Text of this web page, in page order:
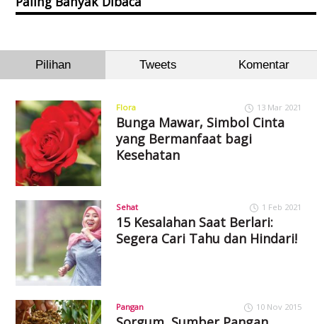
Pilihan Tweets Komentar
Flora 13 Mar 2021
Bunga Mawar, Simbol Cinta
yang Bermanfaat bagi
Kesehatan
Sehat 1 Feb 2021
15 Kesalahan Saat Berlari:
Segera Cari Tahu dan Hindari!
Pangan 10 Nov 2015